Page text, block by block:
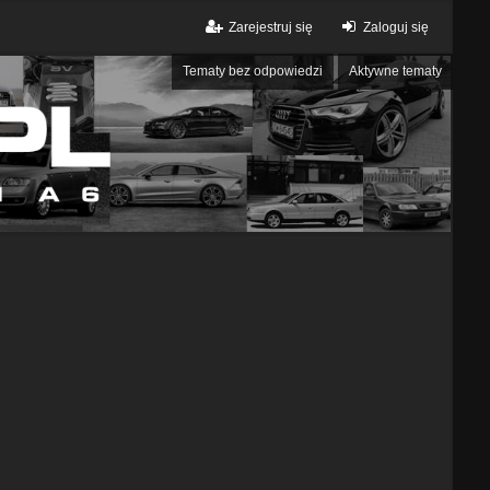
Zaloguj się
Zarejestruj się
Tematy bez odpowiedzi Aktywne tematy